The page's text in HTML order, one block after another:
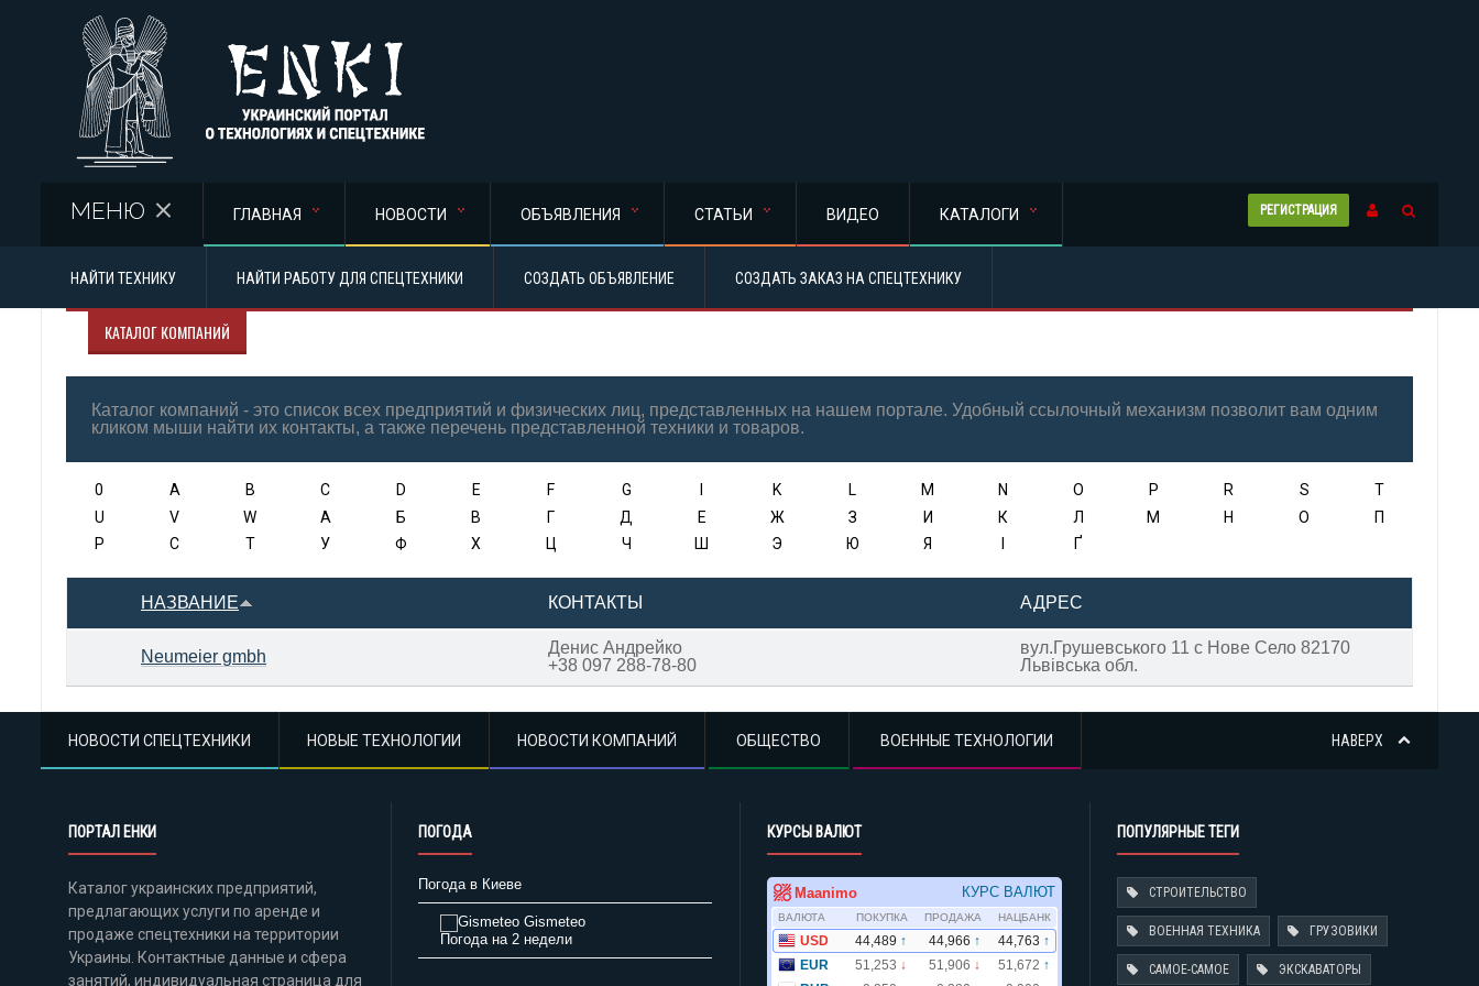
РЕГИСТРАЦИЯ
МЕНЮ ГЛАВНАЯ НОВОСТИ ОБЪЯВЛЕНИЯ СТАТЬИ ВИДЕО КАТАЛОГИ
НАЙТИ ТЕХНИКУ НАЙТИ РАБОТУ ДЛЯ СПЕЦТЕХНИКИ СОЗДАТЬ ОБЪЯВЛЕНИЕ СОЗДАТЬ ЗАКАЗ НА СПЕЦТЕХНИКУ
КАТАЛОГ КОМПАНИЙ
Каталог компаний - это список всех предприятий и физических лиц, представленных на нашем портале. Удобный ссылочный механизм позволит вам одним
кликом мыши найти их контакты, а также перечень представленной техники и товаров.
0 A B C D E F G K L M N O P R S
T
U
V W А Б В Г Д Е Ж З И К Л М Н О
П
Р
С Т У Ф Х Ц Ч Ш Э Ю Я Ґ
НАЗВАНИЕ КОНТАКТЫ АДРЕС
Neumeier gmbh
Денис Андрейко
+38 097 288-78-80
вул.Грушевського 11 с Нове Село 82170
Львівська обл.
НАВЕРХ
НОВОСТИ СПЕЦТЕХНИКИ НОВЫЕ ТЕХНОЛОГИИ НОВОСТИ КОМПАНИЙ ОБЩЕСТВО ВОЕННЫЕ ТЕХНОЛОГИИ
ПОРТАЛ ЕНКИ
Каталог украинских предприятий,
предлагающих услуги по аренде и
продаже спецтехники на территории
Украины. Контактные данные и сфера
занятий, индивидуальная страница для
ПОГОДА
Погода в Киеве
Gismeteo
Погода на 2 недели
КУРСЫ ВАЛЮТ ПОПУЛЯРНЫЕ ТЕГИ
СТРОИТЕЛЬСТВО
ВОЕННАЯ ТЕХНИКА ГРУЗОВИКИ
САМОЕ-САМОЕ ЭКСКАВАТОРЫ